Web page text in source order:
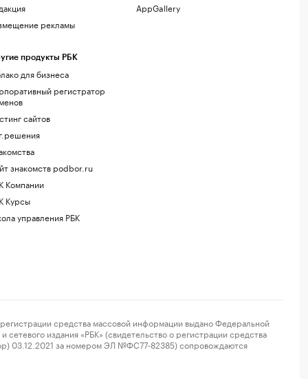
рекламы
продукты РБК
для бизнеса
регистратор
сайтов
знакомств podbor.ru
Компании
Курсы
управления РБК
AppGallery
средства массовой информации выдано Федеральной
издания «РБК» (свидетельство о регистрации средства
03.12.2021 за номером ЭЛ №ФС77-82385) сопровождаются